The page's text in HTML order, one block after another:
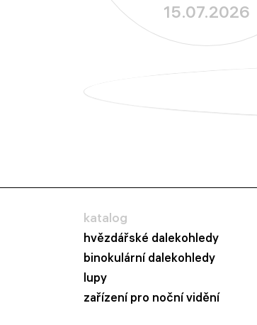
15.07.2026
katalog
hvězdářské dalekohledy
binokulární dalekohledy
lupy
zařízení pro noční vidění